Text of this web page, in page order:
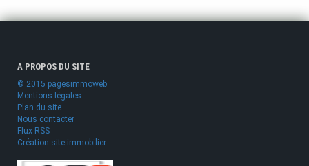
A PROPOS DU SITE
© 2015 pagesimmoweb
Mentions légales
Plan du site
Nous contacter
Flux RSS
Création site immobilier